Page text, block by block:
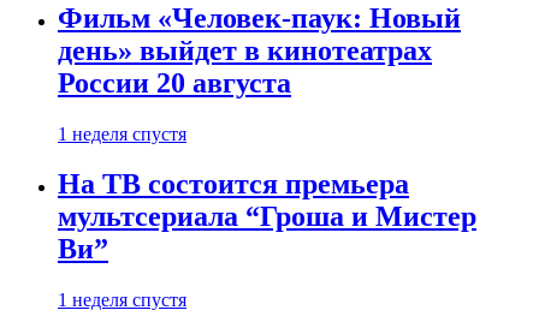
Фильм «Человек-паук: Новый
день» выйдет в кинотеатрах
России 20 августа
1 неделя спустя
На ТВ состоится премьера
мультсериала “Гроша и Мистер
Ви”
1 неделя спустя